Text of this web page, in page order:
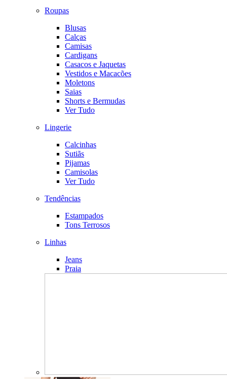
Roupas
Blusas
Calças
Camisas
Cardigans
Casacos e Jaquetas
Vestidos e Macacões
Moletons
Saias
Shorts e Bermudas
Ver Tudo
Lingerie
Calcinhas
Sutiãs
Pijamas
Camisolas
Ver Tudo
Tendências
Estampados
Tons Terrosos
Linhas
Jeans
Praia